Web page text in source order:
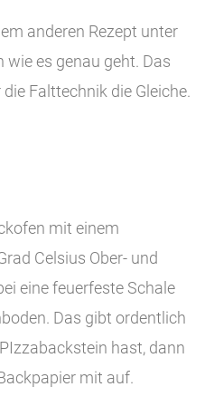
anderen Rezept unter
es genau geht. Das
Falttechnik die Gleiche.
mit einem
Celsius Ober- und
eine feuerfeste Schale
Das gibt ordentlich
hast, dann
mit auf.